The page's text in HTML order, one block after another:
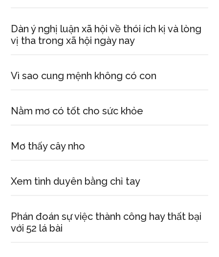
Dàn ý nghị luận xã hội về thói ích kị và lòng
vị tha trong xã hội ngày nay
Vì sao cung mệnh không có con
Nằm mơ có tốt cho sức khỏe
Mơ thấy cây nho
Xem tình duyên bằng chỉ tay
Phán đoán sự việc thành công hay thất bại
với 52 lá bài